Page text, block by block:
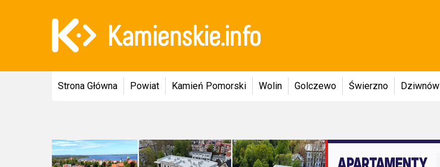
Strona Główna Powiat Kamień Pomorski Wolin Golczewo Świerzno Dziwnów